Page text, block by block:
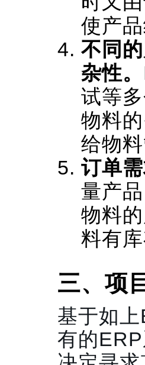
使产
不同
杂性。
试等
物料
给物
订单
量产
物料
料有
三、项
基于如
有的